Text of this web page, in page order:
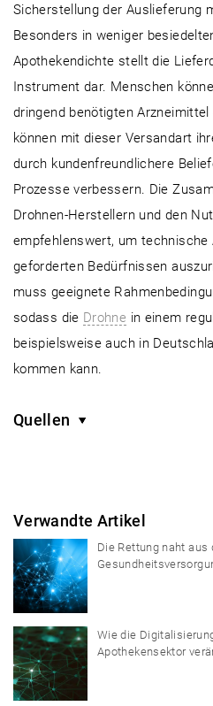
Sicherstellung der Auslieferung
Besonders in weniger
Apothekendichte stellt die
Instrument dar. Menschen
dringend benötigten
können mit dieser Versandart
durch kundenfreundlichere
Prozesse verbessern. Die
Drohnen-Herstellern und den
empfehlenswert, um technische
geforderten Bedürfnissen
muss geeignete
sodass die Drohne in einem
beispielsweise auch in
kommen kann.
Quellen
Verwandte Artikel
Die Rettung naht aus
Wie die
Apothekensektor